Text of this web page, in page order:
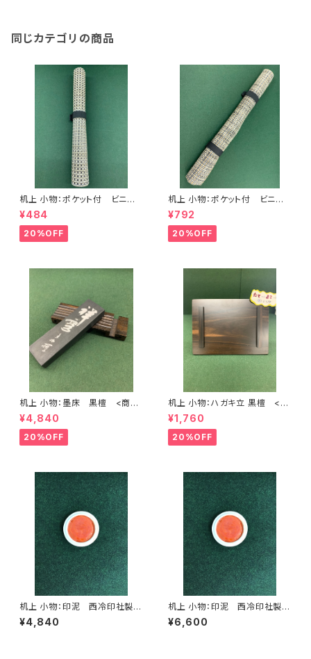
同じカテゴリの商品
机上 小物：ポケット付 ビニー
ル筆巻(中) <商品番号1387>
¥484
20%OFF
机上 小物：ポケット付 ビニー
ル筆巻(大) <商品番号1388>
¥792
20%OFF
机上 小物：墨床 黒檀 <商品
番号1390>
¥4,840
20%OFF
机上 小物：ハガキ立 黒檀 <商
品番号1393>
¥1,760
20%OFF
机上 小物：印泥 西冷印社製
「光明」 １両装 (30g) <商品
番号1394>
¥4,840
机上 小物：印泥 西冷印社製
「光明」 2両装 (60g) <商品番
号1395>
¥6,600